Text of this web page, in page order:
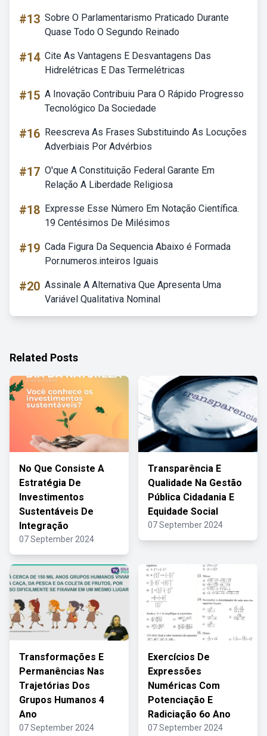
#13 Sobre O Parlamentarismo Praticado Durante
Quase Todo O Segundo Reinado
#14 Cite As Vantagens E Desvantagens Das
Hidrelétricas E Das Termelétricas
#15 A Inovação Contribuiu Para O Rápido Progresso
Tecnológico Da Sociedade
#16 Reescreva As Frases Substituindo As Locuções
Adverbiais Por Advérbios
#17 O'que A Constituição Federal Garante Em
Relação A Liberdade Religiosa
#18 Expresse Esse Número Em Notação Científica.
19 Centésimos De Milésimos
#19 Cada Figura Da Sequencia Abaixo é Formada
Por.numeros.inteiros Iguais
#20 Assinale A Alternativa Que Apresenta Uma
Variável Qualitativa Nominal
Related Posts
No Que Consiste A
Estratégia De
Investimentos
Sustentáveis De
Integração
07 September 2024
Transparência E
Qualidade Na Gestão
Pública Cidadania E
Equidade Social
07 September 2024
Transformações E
Permanências Nas
Trajetórias Dos
Grupos Humanos 4
Ano
07 September 2024
Exercícios De
Expressões
Numéricas Com
Potenciação E
Radiciação 6o Ano
07 September 2024